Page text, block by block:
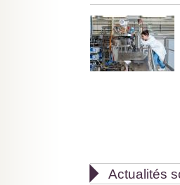
 Actualités